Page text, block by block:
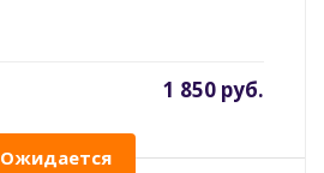
1 850 руб.
Ожидается